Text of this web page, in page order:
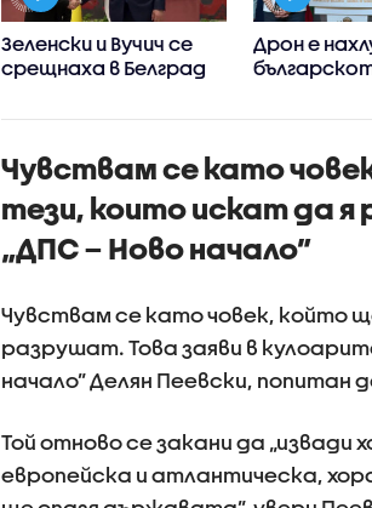
Зеленски и Вучич се
срещнаха в Белград
Дрон е
Чувствам се като
тези, които искат да
„ДПС – Ново начало”
Чувствам се като човек, който
разрушат. Това заяви в
начало” Делян Пеевски,
Той отново се закани да „извади
европейска и атлантическа,